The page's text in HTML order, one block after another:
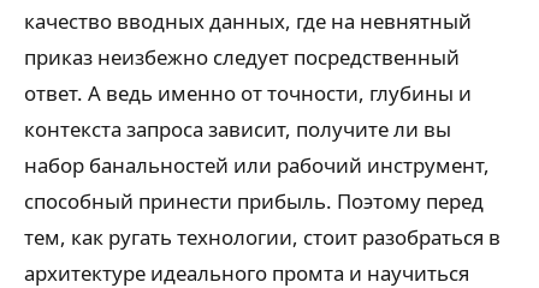
качество вводных данных, где на невнятный
приказ неизбежно следует посредственный
ответ. А ведь именно от точности, глубины и
контекста запроса зависит, получите ли вы
набор банальностей или рабочий инструмент,
способный принести прибыль. Поэтому перед
тем, как ругать технологии, стоит разобраться в
архитектуре идеального промта и научиться